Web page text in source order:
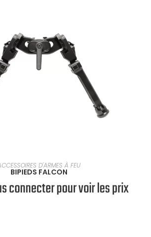
UNE OPTION
D'ARMES À FEU
BIPIEDS FALCON
connecter pour voir les prix